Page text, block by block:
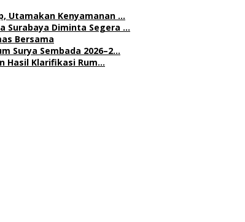
Utamakan Kenyamanan …
Surabaya Diminta Segera …
Bersama
Surya Sembada 2026–2…
Hasil Klarifikasi Rum…